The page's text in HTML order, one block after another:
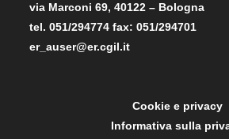
via Marconi 69, 40122 – Bologna
tel. 051/294774 fax: 051/294701
er_auser@er.cgil.it
Cookie e privacy
Informativa sulla